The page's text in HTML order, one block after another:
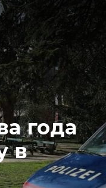
года
в